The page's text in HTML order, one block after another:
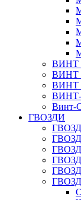
ВИНТ
ВИНТ
ВИНТ
ГВОЗДИ